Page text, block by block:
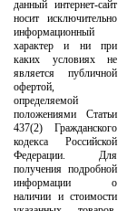
данный интернет-сайт
носит исключительно
информационный
характер и ни при
каких условиях не
является публичной
офертой,
определяемой
положениями Статьи
437(2) Гражданского
кодекса Российской
Федерации. Для
получения подробной
информации о
наличии и стоимости